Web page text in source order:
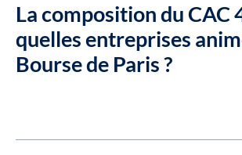
La composition du CAC
quelles entreprises
Bourse de Paris ?